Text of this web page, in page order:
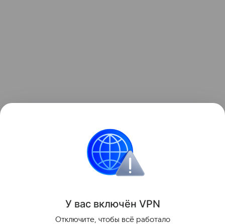
материале
Поделиться
У вас включён VPN
Отключите, чтобы всё работало